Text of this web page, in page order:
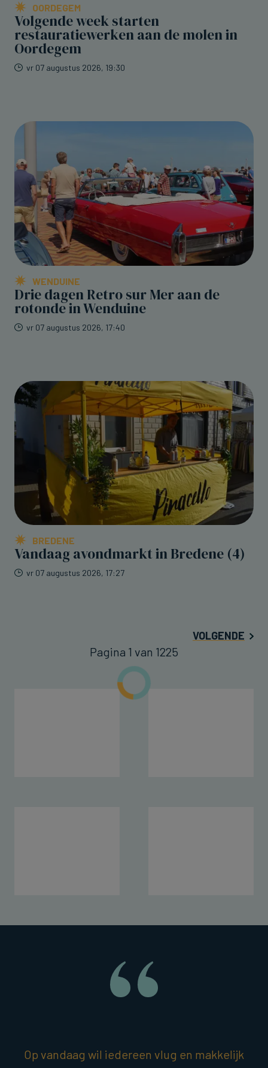
OORDEGEM
Volgende week starten
restauratiewerken aan de molen in
Oordegem
vr 07 augustus 2026, 19:30
WENDUINE
Drie dagen Retro sur Mer aan de
rotonde in Wenduine
vr 07 augustus 2026, 17:40
BREDENE
Vandaag avondmarkt in Bredene (4)
vr 07 augustus 2026, 17:27
VOLGENDE
Pagina 1 van 1225
Op vandaag wil iedereen vlug en makkelijk